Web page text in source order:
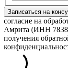
Записаться на
согласие на
Амрита (ИНН
получения